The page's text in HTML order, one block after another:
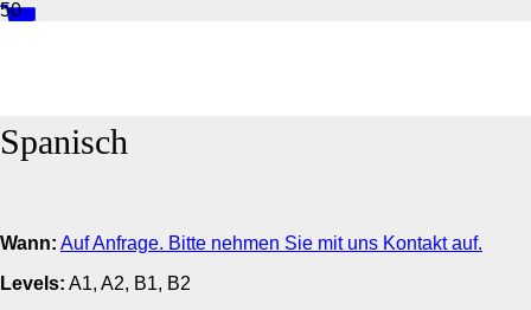
Spanisch
Wann: Auf Anfrage. Bitte nehmen Sie mit uns Kontakt auf.
Levels: A1, A2, B1, B2